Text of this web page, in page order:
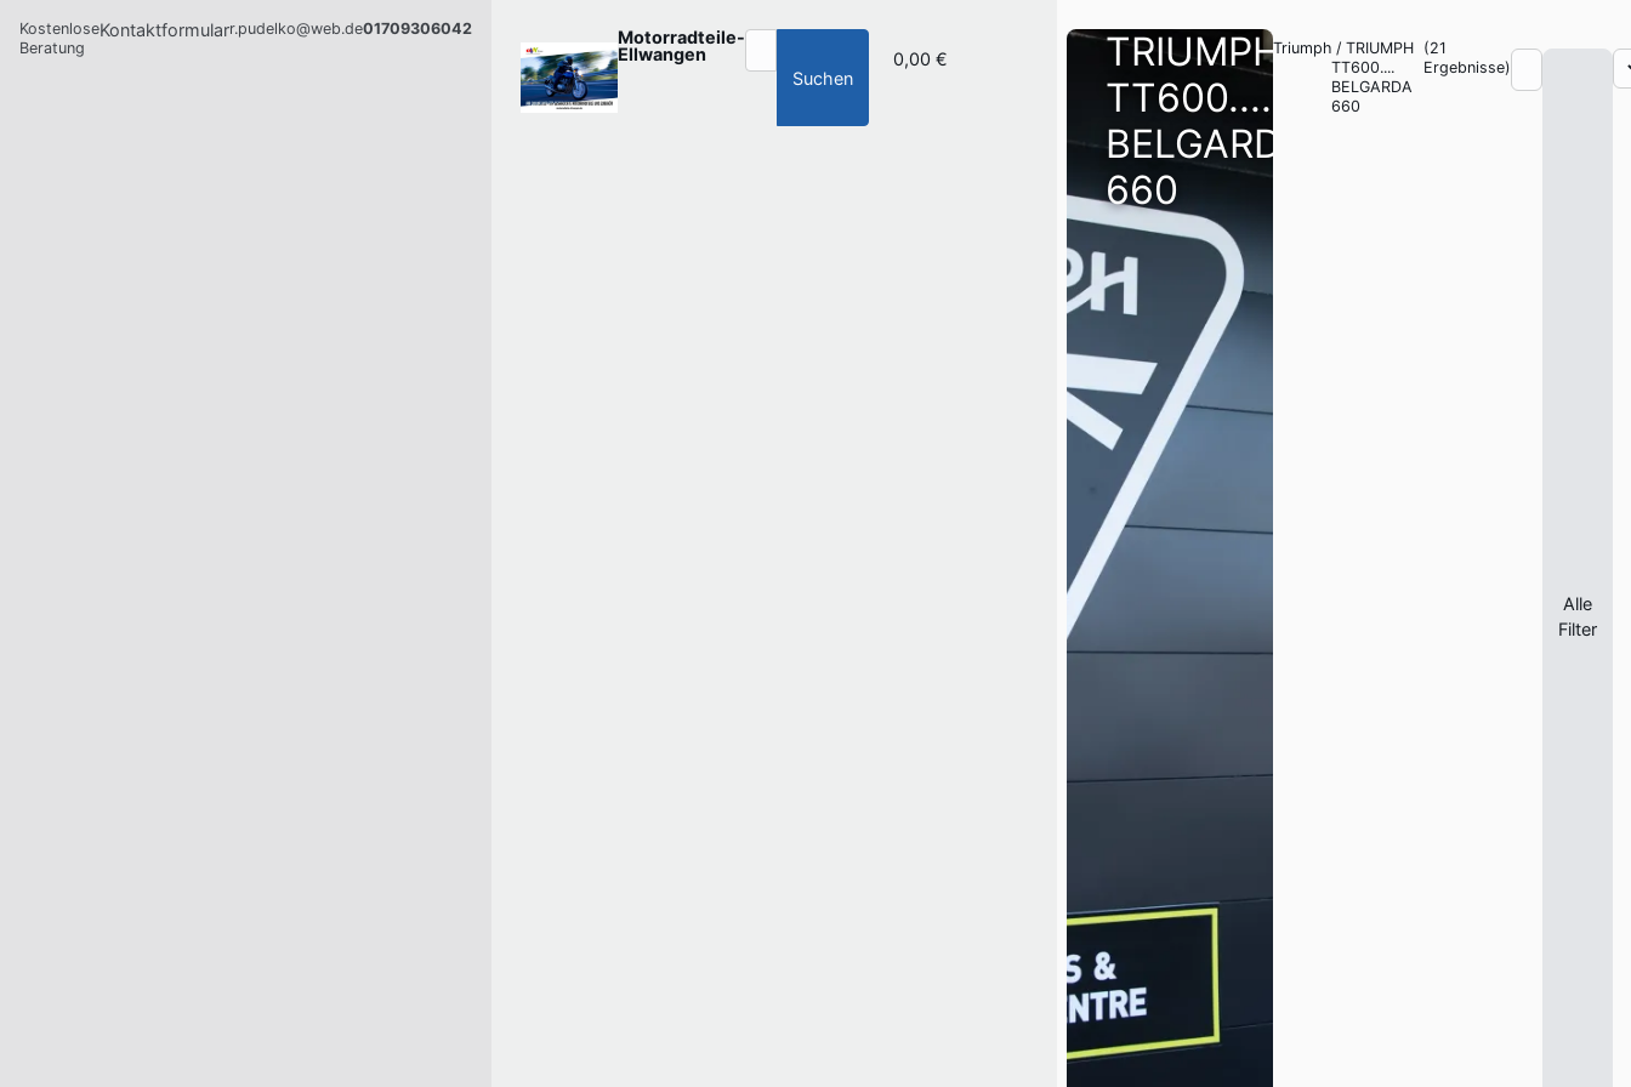
Kostenlose
Beratung
Kontaktformularr.pudelko@web.de01709306042
Motorradteile-
Ellwangen
Suchen
0,00 €
TRIUMPH
TT600....
BELGARDA
660
Triumph / TRIUMPH
TT600....
BELGARDA
660
(21
Ergebnisse)
Alle
Filter